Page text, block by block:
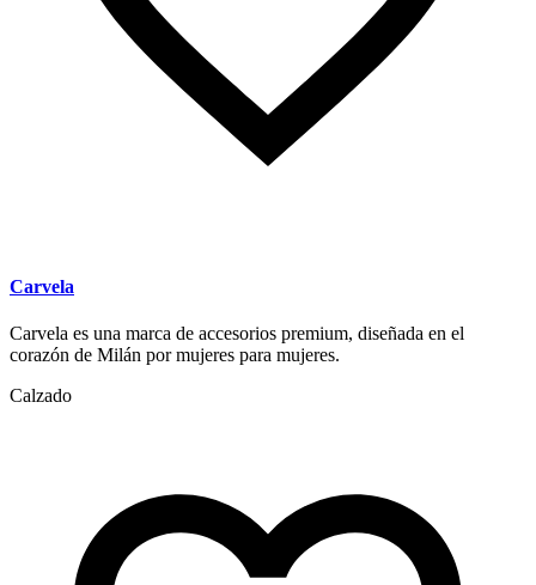
Carvela
Carvela es una marca de accesorios premium, diseñada en el
corazón de Milán por mujeres para mujeres.
Calzado